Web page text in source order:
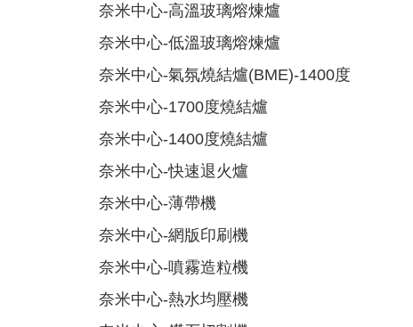
奈米中心-高溫玻璃熔煉爐
奈米中心-低溫玻璃熔煉爐
奈米中心-氣氛燒結爐(BME)-1400度
奈米中心-1700度燒結爐
奈米中心-1400度燒結爐
奈米中心-快速退火爐
奈米中心-薄帶機
奈米中心-網版印刷機
奈米中心-噴霧造粒機
奈米中心-熱水均壓機